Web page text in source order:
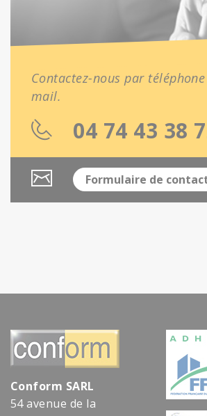
Contactez-nous par
mail.
04 74 43 38
Formulaire de
Conform SARL
54 avenue de la